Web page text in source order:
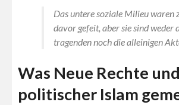
Das untere soziale Milieu waren
davor gefeit, aber sie sind weder
tragenden noch die alleinigen
Was Neue Rechte und
politischer Islam